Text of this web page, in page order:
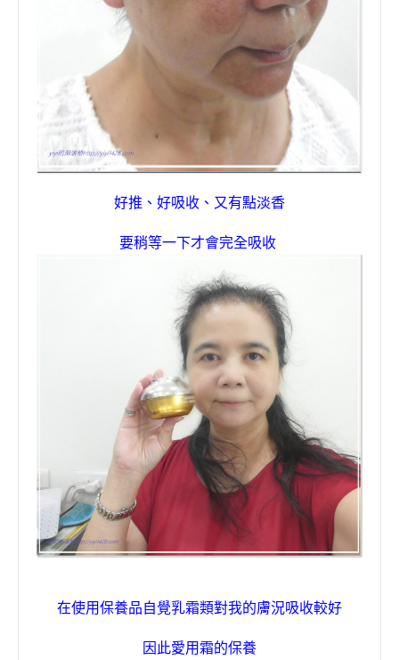
好推、好吸收、又有點淡香
要稍等一下才會完全吸收
在使用保養品自覺乳霜類對我的膚況吸收較好
因此愛用霜的保養